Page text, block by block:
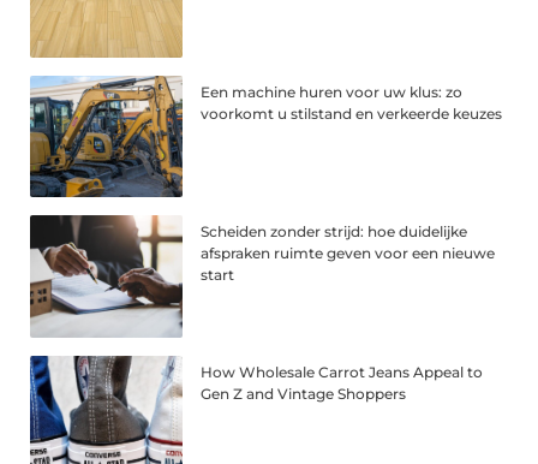
Een machine huren voor uw klus: zo
voorkomt u stilstand en verkeerde keuzes
Scheiden zonder strijd: hoe duidelijke
afspraken ruimte geven voor een nieuwe
start
How Wholesale Carrot Jeans Appeal to
Gen Z and Vintage Shoppers